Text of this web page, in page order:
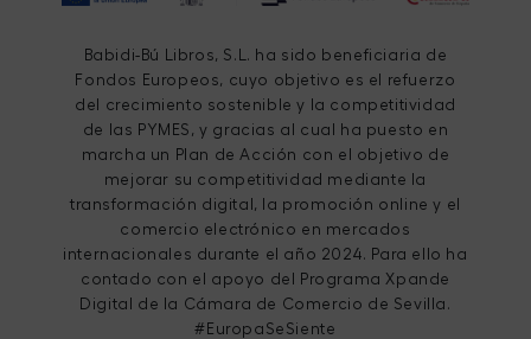
Babidi-Bú Libros, S.L. ha sido beneficiaria de
Fondos Europeos, cuyo objetivo es el refuerzo
del crecimiento sostenible y la competitividad
de las PYMES, y gracias al cual ha puesto en
marcha un Plan de Acción con el objetivo de
mejorar su competitividad mediante la
transformación digital, la promoción online y el
comercio electrónico en mercados
internacionales durante el año 2024. Para ello ha
contado con el apoyo del Programa Xpande
Digital de la Cámara de Comercio de Sevilla.
#EuropaSeSiente